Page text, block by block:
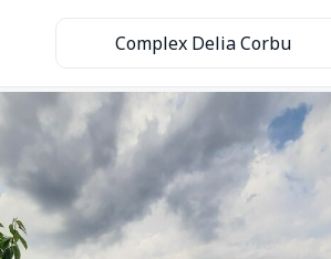
Complex Delia Corbu